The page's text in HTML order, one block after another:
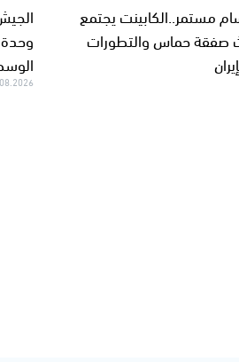
مستمر..الكابينت يجتمع
صفقة حماس والتطورات
وحدة